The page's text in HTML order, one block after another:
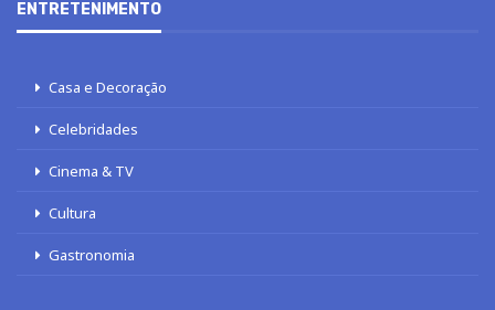
ENTRETENIMENTO
Casa e Decoração
Celebridades
Cinema & TV
Cultura
Gastronomia